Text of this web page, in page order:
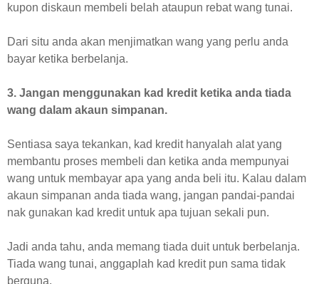
kupon diskaun membeli belah ataupun rebat wang tunai.
Dari situ anda akan menjimatkan wang yang perlu anda
bayar ketika berbelanja.
3. Jangan menggunakan kad kredit ketika anda tiada
wang dalam akaun simpanan.
Sentiasa saya tekankan, kad kredit hanyalah alat yang
membantu proses membeli dan ketika anda mempunyai
wang untuk membayar apa yang anda beli itu. Kalau dalam
akaun simpanan anda tiada wang, jangan pandai-pandai
nak gunakan kad kredit untuk apa tujuan sekali pun.
Jadi anda tahu, anda memang tiada duit untuk berbelanja.
Tiada wang tunai, anggaplah kad kredit pun sama tidak
berguna.